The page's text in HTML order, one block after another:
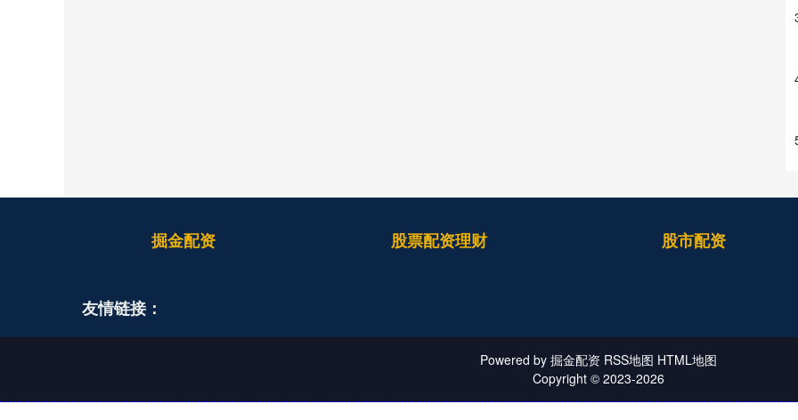
掘金配资 股票配资理财 股市配资
友情链接：
Powered by 掘金配资 RSS地图 HTML地图
Copyright © 2023-2026